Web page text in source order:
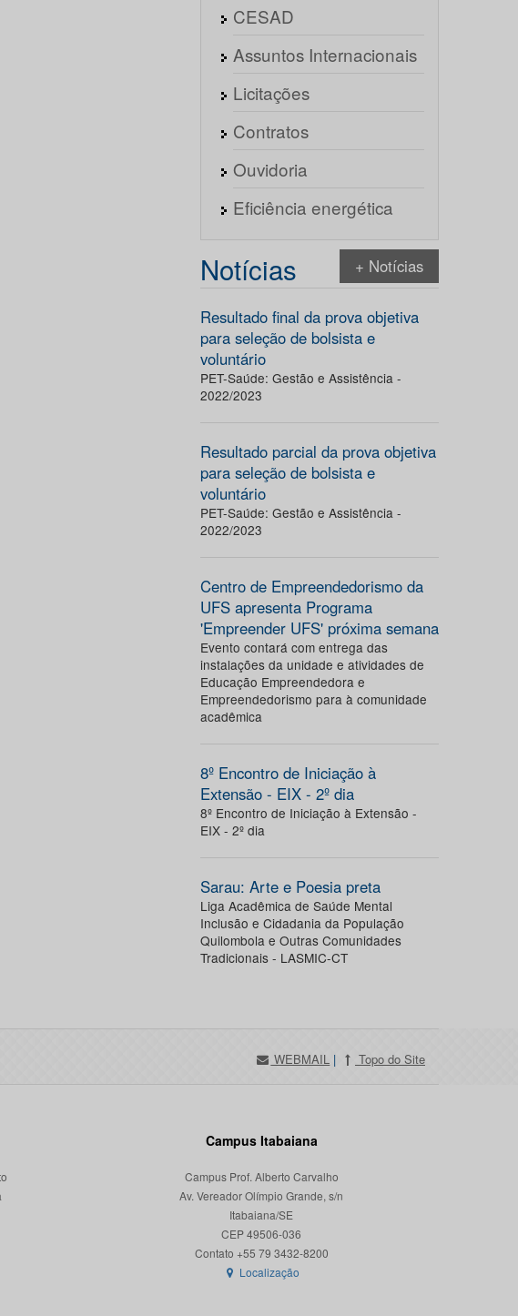
CESAD
Assuntos Internacionais
Licitações
Contratos
Ouvidoria
Eficiência energética
Notícias + Notícias
Resultado final da prova objetiva
para seleção de bolsista e
voluntário
PET-Saúde: Gestão e Assistência -
2022/2023
Resultado parcial da prova objetiva
para seleção de bolsista e
voluntário
PET-Saúde: Gestão e Assistência -
2022/2023
Centro de Empreendedorismo da
UFS apresenta Programa
'Empreender UFS' próxima semana
Evento contará com entrega das
instalações da unidade e atividades de
Educação Empreendedora e
Empreendedorismo para à comunidade
acadêmica
8º Encontro de Iniciação à
Extensão - EIX - 2º dia
8º Encontro de Iniciação à Extensão -
EIX - 2º dia
Sarau: Arte e Poesia preta
Liga Acadêmica de Saúde Mental
Inclusão e Cidadania da População
Quilombola e Outras Comunidades
Tradicionais - LASMIC-CT
WEBMAIL | Topo do Site
Campus Itabaiana
Campus Prof. Alberto Carvalho
Av. Vereador Olímpio Grande, s/n
Itabaiana/SE
CEP 49506-036
Localização